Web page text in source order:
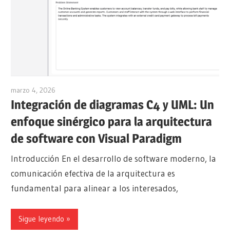
marzo 4, 2026
Integración de diagramas C4 y UML: Un
enfoque sinérgico para la arquitectura
de software con Visual Paradigm
Introducción En el desarrollo de software moderno, la
comunicación efectiva de la arquitectura es
fundamental para alinear a los interesados,
Sigue leyendo